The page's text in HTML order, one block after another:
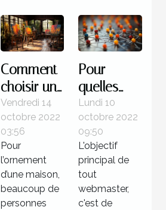
Comment
choisir un
tableau
d’art ?
Vendredi 14
octobre 2022
03:56
Pour
l’ornement
d’une maison,
beaucoup de
personnes
Pour
quelles
raisons
utiliser la
méthode
de
netlinking
?
Lundi 10
octobre 2022
09:50
L'objectif
principal de
tout
webmaster,
c'est de